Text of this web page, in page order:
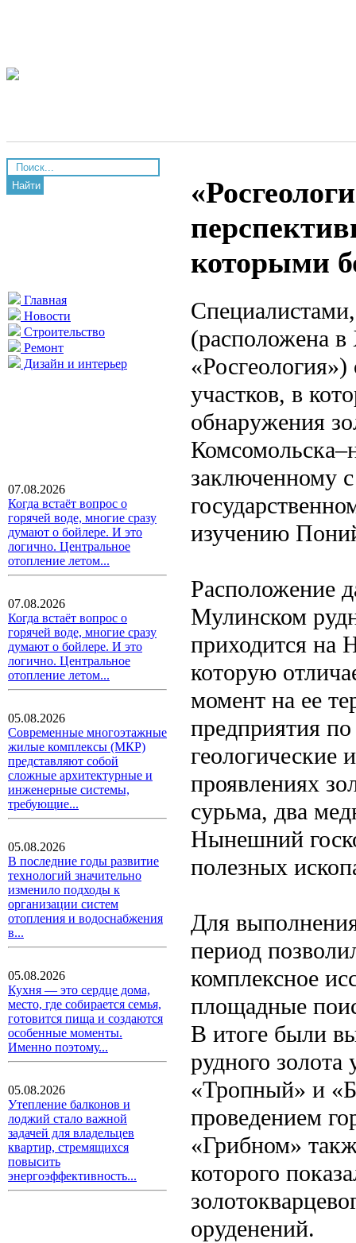
Найти
Главная
Новости
Строительство
Ремонт
Дизайн и интерьер
07.08.2026
Когда встаёт вопрос о
горячей воде, многие сразу
думают о бойлере. И это
логично. Центральное
отопление летом...
07.08.2026
Когда встаёт вопрос о
горячей воде, многие сразу
думают о бойлере. И это
логично. Центральное
отопление летом...
05.08.2026
Современные многоэтажные
жилые комплексы (МКР)
представляют собой
сложные архитектурные и
инженерные системы,
требующие...
05.08.2026
В последние годы развитие
технологий значительно
изменило подходы к
организации систем
отопления и водоснабжения
в...
05.08.2026
Кухня — это сердце дома,
место, где собирается семья,
готовится пища и создаются
особенные моменты.
Именно поэтому...
05.08.2026
Утепление балконов и
лоджий стало важной
задачей для владельцев
квартир, стремящихся
повысить
энергоэффективность...
которыми
(расположена в
участков, в
обнаружения
заключенному
изучению
Расположение
Мулинском
приходится на
которую
момент на ее
предприятия
геологические
проявлениях
сурьма, два
Нынешний
полезных
Для
период
комплексное
площадные
В итоге были
рудного
«Тропный» и
проведением
«Грибном»
которого
оруденений.